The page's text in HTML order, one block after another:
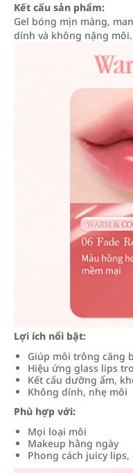
Kết cấu sản phẩm:
Gel bóng mịn màng,
dính và không nặng môi.
Lợi ích nổi bật:
Giúp môi trông căng
Hiệu ứng glass lips
Kết cấu dưỡng ẩm,
Không dính, nhẹ môi
Phù hợp với:
Mọi loại môi
Makeup hằng ngày
Phong cách juicy lips,